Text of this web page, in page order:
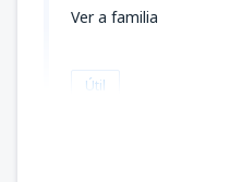
Ver a familia
Útil